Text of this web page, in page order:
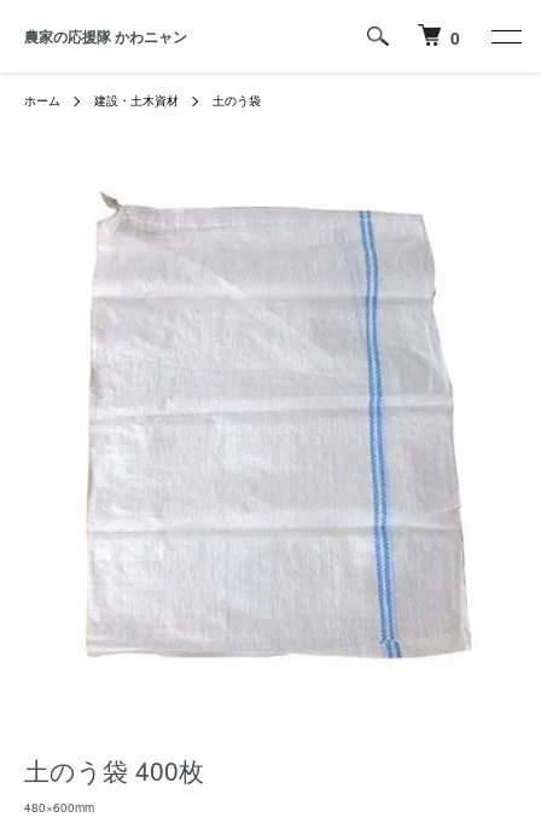
農家の応援隊 かわニャン 0
ホーム 建設・土木資材 土のう袋
土のう袋 400枚
480×600mm